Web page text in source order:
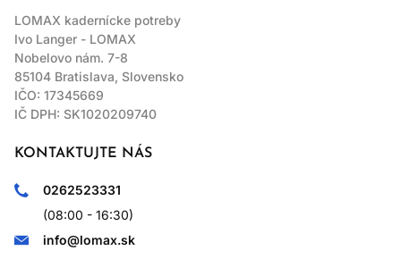
LOMAX kadernícke potreby
Ivo Langer - LOMAX
Nobelovo nám. 7-8
85104 Bratislava, Slovensko
IČO: 17345669
IČ DPH: SK1020209740
KONTAKTUJTE NÁS
0262523331
(08:00 - 16:30)
info@lomax.sk